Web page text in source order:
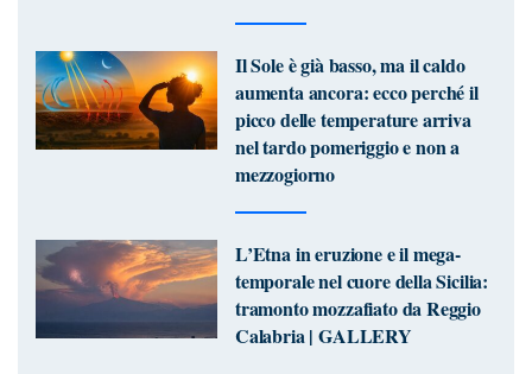
Il Sole è già basso, ma il caldo
aumenta ancora: ecco perché il
picco delle temperature arriva
nel tardo pomeriggio e non a
mezzogiorno
L’Etna in eruzione e il mega-
temporale nel cuore della Sicilia:
tramonto mozzafiato da Reggio
Calabria | GALLERY